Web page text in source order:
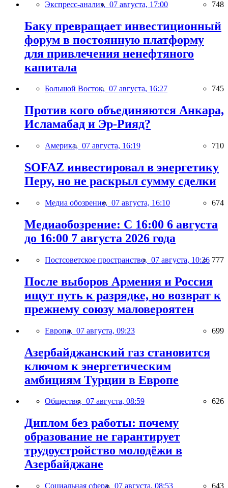
Экспресс-анализ, 07 августа, 17:00 748
Баку превращает инвестиционный
форум в постоянную платформу
для привлечения ненефтяного
капитала
Большой Восток, 07 августа, 16:27 745
Против кого объединяются Анкара,
Исламабад и Эр-Рияд?
Америка, 07 августа, 16:19 710
SOFAZ инвестировал в энергетику
Перу, но не раскрыл сумму сделки
Медиа обозрение, 07 августа, 16:10 674
Медиаобозрение: С 16:00 6 августа
до 16:00 7 августа 2026 года
Постсоветское пространство, 07 августа, 10:26 777
После выборов Армения и Россия
ищут путь к разрядке, но возврат к
прежнему союзу маловероятен
Европа, 07 августа, 09:23 699
Азербайджанский газ становится
ключом к энергетическим
амбициям Турции в Европе
Общество, 07 августа, 08:59 626
Диплом без работы: почему
образование не гарантирует
трудоустройство молодёжи в
Азербайджане
Социальная сфера, 07 августа, 08:53 643